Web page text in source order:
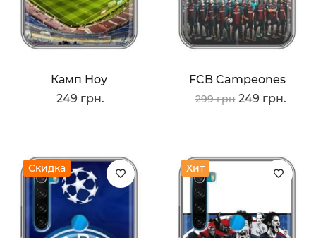
Камп Ноу
249 грн.
FCB Campeones
299 грн 249 грн.
Скидка Хит